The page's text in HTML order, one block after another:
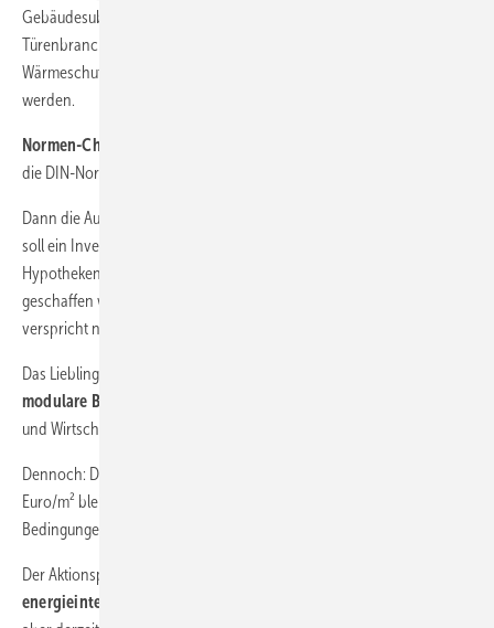
Gebäudesubstanz und die Nutzer bergen. In der Fenster- und
Türenbranche betrifft das z. B. Einbruchhemmung, Luftdichtheit oder
Wärmeschutz – elementare Leistungsmerkmale könnten unterlaufen
werden.
Normen-Check:
die DIN-Normen auf ihre Kostenfolgen hin überprüft.
Dann die Aussagen zu neuen Förderanreizen für die Bauwirtschaft: Es
soll ein Investitionsfonds für den Wohnungsbau aufgelegt, gesicherte
Hypothekenbürgschaften ermöglicht und steuerliche Verbesserungen
geschaffen werden. Auch die Wiedereinführung der EH55-Förderung
verspricht neue Impulse - natürlich vor allem für den Neubau.
Das Lieblingskind des Bundesbauministeriums, das
modulare Bauen
und Wirtschaftlichkeit signalisieren.
Dennoch: Die Schaffung von preiswertem Wohnraum unter 15
Euro/m² bleibt ambitioniert - ob private Investoren unter diesen
Bedingungen mitziehen, ist fraglich.
Der Aktionsplan Baustoffe (
energieintensive Baustoffe